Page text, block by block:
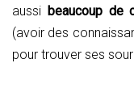
aussi beaucoup de
(avoir des
pour trouver ses